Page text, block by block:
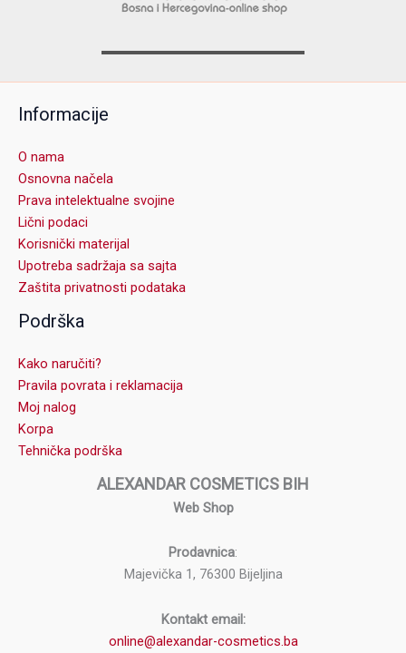
Informacije
O nama
Osnovna načela
Prava intelektualne svojine
Lični podaci
Korisnički materijal
Upotreba sadržaja sa sajta
Zaštita privatnosti podataka
Podrška
Kako naručiti?
Pravila povrata i reklamacija
Moj nalog
Korpa
Tehnička podrška
ALEXANDAR COSMETICS BIH
Web Shop
Prodavnica:
Majevička 1, 76300 Bijeljina
Kontakt email:
online@alexandar-cosmetics.ba